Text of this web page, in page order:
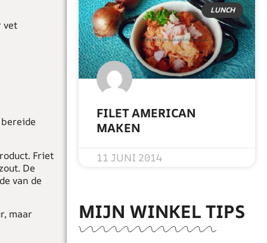
vet
Friet
De
van de
maar
LUNCH
FILET AMERICAN
MAKEN
11 JUNI 2014
MIJN WINKEL TIPS